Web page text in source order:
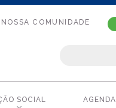
COMUNIDADE
SOCIAL AGENDA